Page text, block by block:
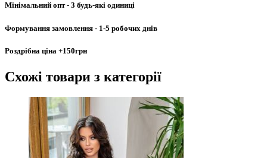
Мінімальний опт- 3 будь-які одиниці
Формування замовлення - 1-5 робочих днів
Роздрібна ціна +150грн
Схожі товари з категорії